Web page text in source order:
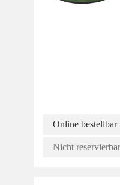
Online bestellbar
Nicht reservierbar